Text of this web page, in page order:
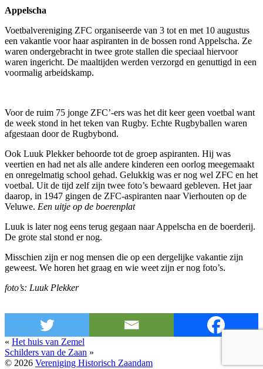
Appelscha
Voetbalvereniging ZFC organiseerde van 3 tot en met 10 augustus
een vakantie voor haar aspiranten in de bossen rond Appelscha. Ze
waren ondergebracht in twee grote stallen die speciaal hiervoor
waren ingericht. De maaltijden werden verzorgd en genuttigd in een
voormalig arbeidskamp.
Voor de ruim 75 jonge ZFC’-ers was het dit keer geen voetbal want
de week stond in het teken van Rugby. Echte Rugbyballen waren
afgestaan door de Rugbybond.
Ook Luuk Plekker behoorde tot de groep aspiranten. Hij was
veertien en had net als alle andere kinderen een oorlog meegemaakt
en onregelmatig school gehad. Gelukkig was er nog wel ZFC en het
voetbal. Uit de tijd zelf zijn twee foto’s bewaard gebleven. Het jaar
daarop, in 1947 gingen de ZFC-aspiranten naar Vierhouten op de
Veluwe. Een uitje op de boerenplat
Luuk is later nog eens terug gegaan naar Appelscha en de boerderij.
De grote stal stond er nog.
Misschien zijn er nog mensen die op een dergelijke vakantie zijn
geweest. We horen het graag en wie weet zijn er nog foto’s.
foto’s: Luuk Plekker
« Het huis van Zemel
Schilders van de Zaan »
© 2026 Vereniging Historisch Zaandam